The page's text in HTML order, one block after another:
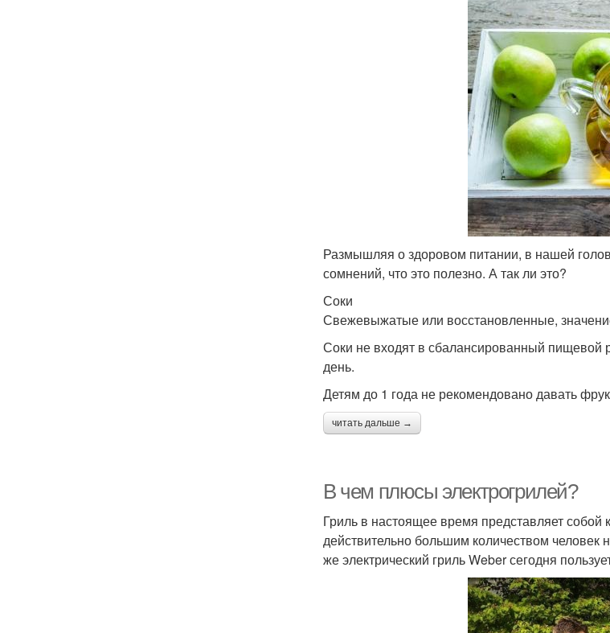
Размышляя о здоровом питании, в нашей
сомнений, что это полезно. А так ли это?
Соки
Свежевыжатые или восстановленные,
Соки не входят в сбалансированный пищевой
день.
Детям до 1 года не рекомендовано давать
читать дальше →
В чем плюсы электрогрилей?
Гриль в настоящее время представляет
действительно большим количеством
же электрический гриль Weber сегодня